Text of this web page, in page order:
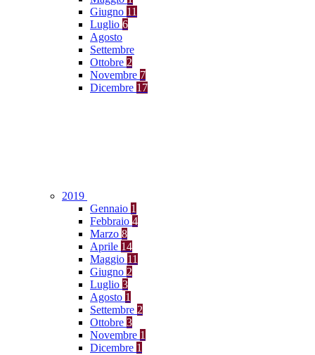
Giugno 11
Luglio 6
Agosto
Settembre
Ottobre 2
Novembre 7
Dicembre 17
2019
Gennaio 1
Febbraio 4
Marzo 8
Aprile 14
Maggio 11
Giugno 2
Luglio 3
Agosto 1
Settembre 2
Ottobre 3
Novembre 1
Dicembre 1